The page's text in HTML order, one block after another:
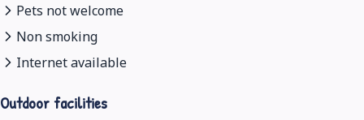
Pets not welcome
Non smoking
Internet available
Outdoor facilities